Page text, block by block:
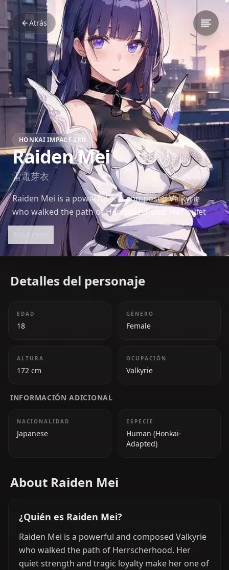
Atrás
HONKAI IMPACT 3RD
Raiden Mei
雷電芽衣
Raiden Mei is a powerful and composed Valkyrie
who walked the path of Herrscherhood. Her quiet
strength and tragic loyalty make her one of the
most beloved figures in *Honkai Impact 3rd*.
Detalles del personaje
EDAD
18
GÉNERO
Female
ALTURA
172 cm
OCUPACIÓN
Valkyrie
INFORMACIÓN ADICIONAL
NACIONALIDAD
Japanese
ESPECIE
Human (Honkai-
Adapted)
About Raiden Mei
¿Quién es Raiden Mei?
Raiden Mei is a powerful and composed Valkyrie
who walked the path of Herrscherhood. Her
quiet strength and tragic loyalty make her one of